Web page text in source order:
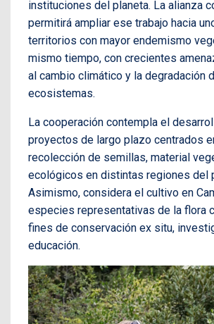
instituciones del planeta. La alianza
permitirá ampliar ese trabajo hacia
territorios con mayor endemismo
mismo tiempo, con crecientes
al cambio climático y la degradación
ecosistemas.
La cooperación contempla el
proyectos de largo plazo centrados
recolección de semillas, material
ecológicos en distintas regiones del
Asimismo, considera el cultivo en
especies representativas de la flora
fines de conservación ex situ,
educación.